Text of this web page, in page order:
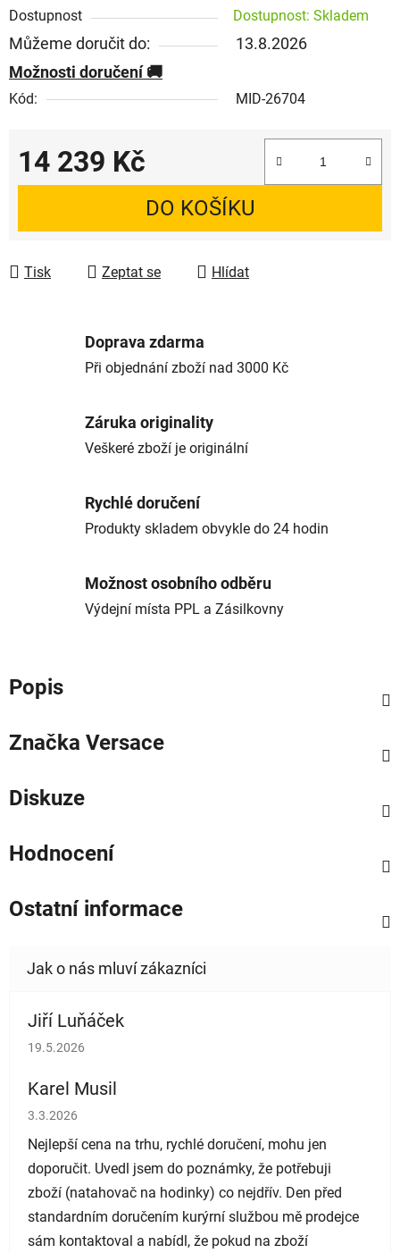
Dostupnost Dostupnost: Skladem
Můžeme doručit do:
13.8.2026
Možnosti doručení
Kód: MID-26704
14 239 Kč
Měrná cena:
DO KOŠÍKU
Tisk Zeptat se Hlídat
Doprava zdarma
Při objednání zboží nad 3000 Kč
Záruka originality
Veškeré zboží je originální
Rychlé doručení
Produkty skladem obvykle do 24 hodin
Možnost osobního odběru
Výdejní místa PPL a Zásilkovny
Popis
Značka Versace
Diskuze
Hodnocení
Ostatní informace
Jiří Luňáček
Hodnocení obchodu je 5 z 5 hvězdiček.
19.5.2026
Karel Musil
Hodnocení obchodu je 5 z 5 hvězdiček.
3.3.2026
Nejlepší cena na trhu, rychlé doručení, mohu jen
doporučit. Uvedl jsem do poznámky, že potřebuji
zboží (natahovač na hodinky) co nejdřív. Den před
standardním doručením kurýrní službou mě prodejce
sám kontaktoval a nabídl, že pokud na zboží